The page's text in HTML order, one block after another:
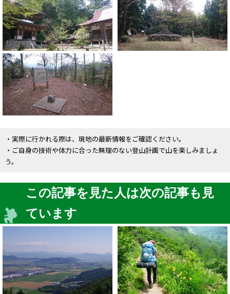
・実際に行かれる際は、現地の最新情報をご確認ください。
・ご自身の技術や体力に合った無理のない登山計画で山を楽しみましょ
う。
この記事を見た人は次の記事も見
ています